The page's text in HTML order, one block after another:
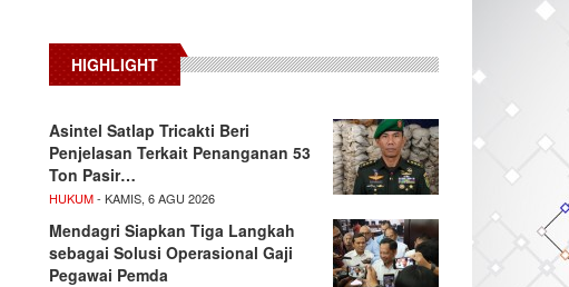
HIGHLIGHT
Asintel Satlap Tricakti Beri
Penjelasan Terkait Penanganan 53
Ton Pasir…
HUKUM- KAMIS, 6 AGU 2026
Mendagri Siapkan Tiga Langkah
sebagai Solusi Operasional Gaji
Pegawai Pemda